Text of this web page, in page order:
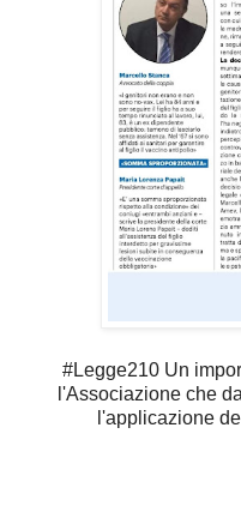
#Legge210 Un
l'Associazione che
l'applicazione